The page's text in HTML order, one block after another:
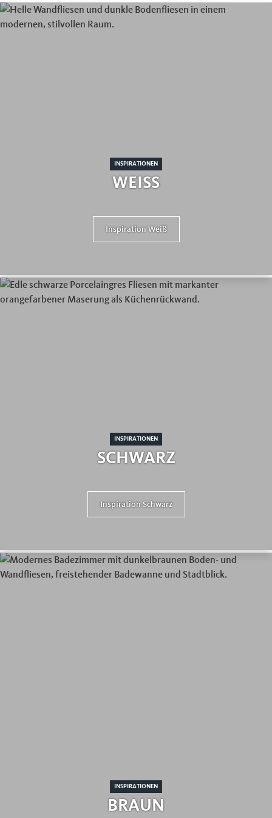
INSPIRATIONEN
WEISS
Inspiration Weiß
INSPIRATIONEN
SCHWARZ
Inspiration Schwarz
INSPIRATIONEN
BRAUN